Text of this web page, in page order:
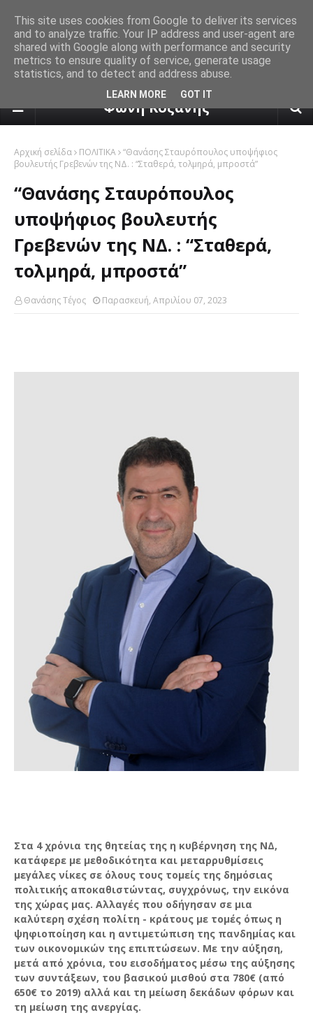
πρόγνωση καιρού από το
Φωνή Κοζάνης
Αρχική σελίδα ΠΟΛΙΤΙΚΑ “Θανάσης Σταυρόπουλος υποψήφιος
βουλευτής Γρεβενών της ΝΔ. : “Σταθερά, τολμηρά, μπροστά”
“Θανάσης Σταυρόπουλος
υποψήφιος βουλευτής
Γρεβενών της ΝΔ. : “Σταθερά,
τολμηρά, μπροστά”
Θανάσης Τέγος Παρασκευή, Απριλίου 07, 2023
Στα 4 χρόνια της θητείας της η κυβέρνηση της ΝΔ,
κατάφερε με μεθοδικότητα και μεταρρυθμίσεις
μεγάλες νίκες σε όλους τους τομείς της δημόσιας
πολιτικής αποκαθιστώντας, συγχρόνως, την εικόνα
της χώρας μας. Αλλαγές που οδήγησαν σε μια
καλύτερη σχέση πολίτη - κράτους με τομές όπως η
ψηφιοποίηση και η αντιμετώπιση της πανδημίας και
των οικονομικών της επιπτώσεων. Με την αύξηση,
μετά από χρόνια, του εισοδήματος μέσω της αύξησης
των συντάξεων, του βασικού μισθού στα 780€ (από
650€ το 2019) αλλά και τη μείωση δεκάδων φόρων και
τη μείωση της ανεργίας.
This site uses cookies from Google to deliver its services
and to analyze traffic. Your IP address and user-agent are
shared with Google along with performance and security
metrics to ensure quality of service, generate usage
statistics, and to detect and address abuse.
LEARN MORE GOT IT